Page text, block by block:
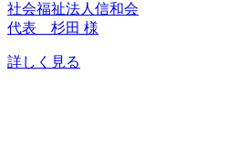
社会福祉法人信和会
代表 杉田 様
詳しく見る